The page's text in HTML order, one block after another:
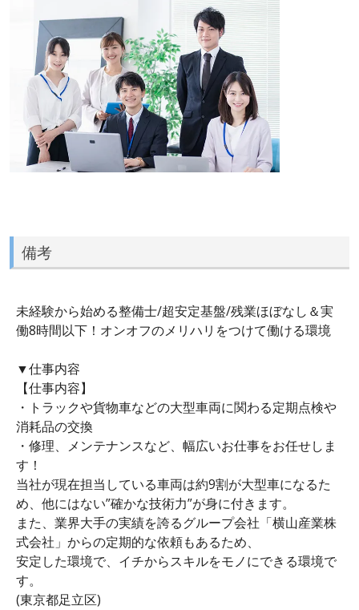
備考
未経験から始める整備士/超安定基盤/残業ほぼなし＆実
働8時間以下！オンオフのメリハリをつけて働ける環境
▼仕事内容
【仕事内容】
・トラックや貨物車などの大型車両に関わる定期点検や
消耗品の交換
・修理、メンテナンスなど、幅広いお仕事をお任せしま
す！
当社が現在担当している車両は約9割が大型車になるた
め、他にはない”確かな技術力”が身に付きます。
また、業界大手の実績を誇るグループ会社「横山産業株
式会社」からの定期的な依頼もあるため、
安定した環境で、イチからスキルをモノにできる環境で
す。
(東京都足立区)